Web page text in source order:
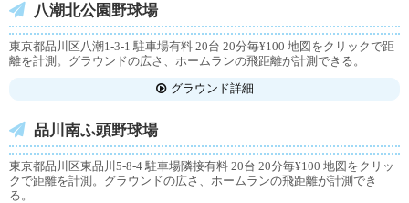
八潮北公園野球場
東京都品川区八潮1-3-1 駐車場有料 20台 20分毎¥100 地図をクリックで距
離を計測。グラウンドの広さ、ホームランの飛距離が計測できる。
グラウンド詳細
品川南ふ頭野球場
東京都品川区東品川5-8-4 駐車場隣接有料 20台 20分毎¥100 地図をクリッ
クで距離を計測。グラウンドの広さ、ホームランの飛距離が計測でき
る。